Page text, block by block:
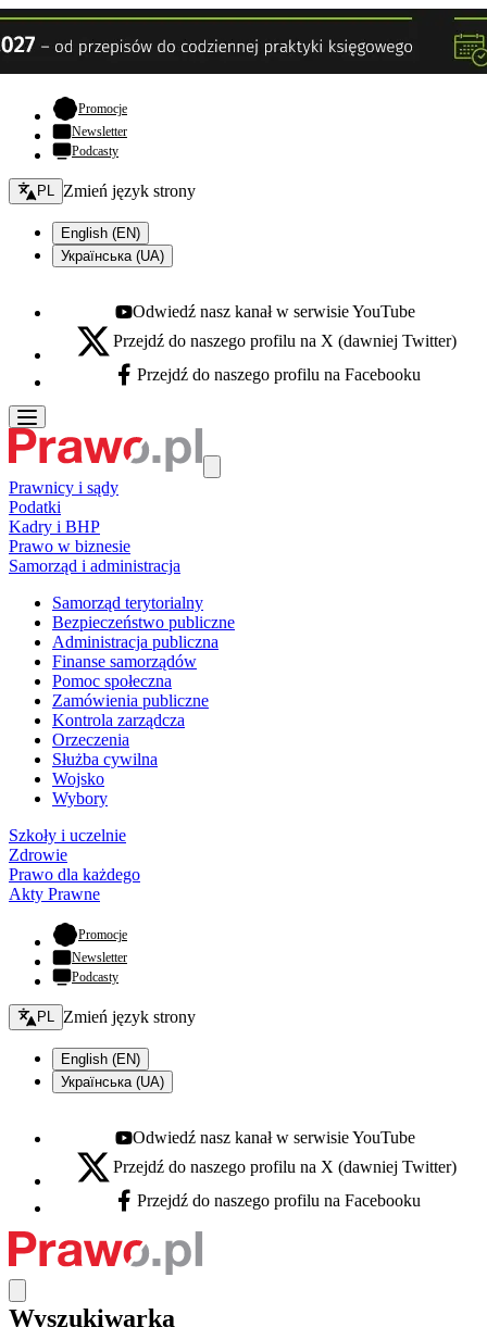
Promocje- otwiera się w nowej karcie
Newsletter
Podcasty
Zmień język - bieżący:
PL Zmień język strony
English (EN)
Українська (UA)
Youtube - otwiera się w nowej karcie
Odwiedź nasz kanał w serwisie YouTube
X - otwiera się w nowej karcie
Przejdź do naszego profilu na X (dawniej Twitter)
Facebook - otwiera się w nowej karcie
Przejdź do naszego profilu na Facebooku
Prawnicy i sądy
Podatki
Kadry i BHP
Prawo w biznesie
Samorząd i administracja
Samorząd terytorialny
Bezpieczeństwo publiczne
Administracja publiczna
Finanse samorządów
Pomoc społeczna
Zamówienia publiczne
Kontrola zarządcza
Orzeczenia
Służba cywilna
Wojsko
Wybory
Szkoły i uczelnie
Zdrowie
Prawo dla każdego
Akty Prawne
Promocje- otwiera się w nowej karcie
Newsletter
Podcasty
Zmień język - bieżący:
PL Zmień język strony
English (EN)
Українська (UA)
Youtube - otwiera się w nowej karcie
Odwiedź nasz kanał w serwisie YouTube
X - otwiera się w nowej karcie
Przejdź do naszego profilu na X (dawniej Twitter)
Facebook - otwiera się w nowej karcie
Przejdź do naszego profilu na Facebooku
Wyszukiwarka